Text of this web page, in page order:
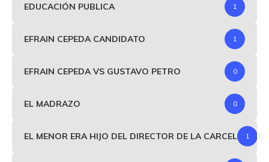
EDUCACIÓN PUBLICA 1
EFRAIN CEPEDA CANDIDATO 1
EFRAIN CEPEDA VS GUSTAVO PETRO 0
EL MADRAZO 0
EL MENOR ERA HIJO DEL DIRECTOR DE LA CARCEL 1